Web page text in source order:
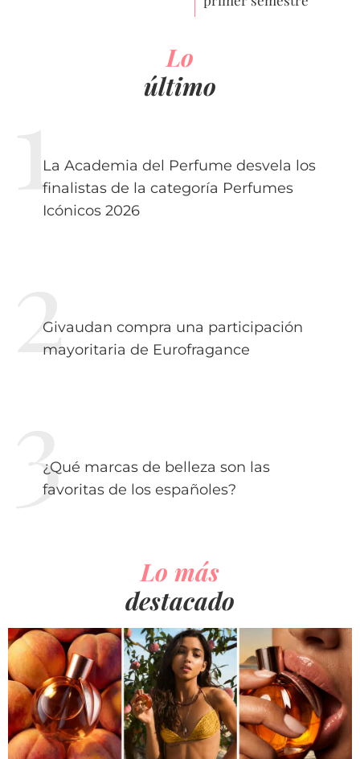
Lo
último
La Academia del Perfume desvela los
finalistas de la categoría Perfumes
Icónicos 2026
Givaudan compra una participación
mayoritaria de Eurofragance
¿Qué marcas de belleza son las
favoritas de los españoles?
Lo más
destacado